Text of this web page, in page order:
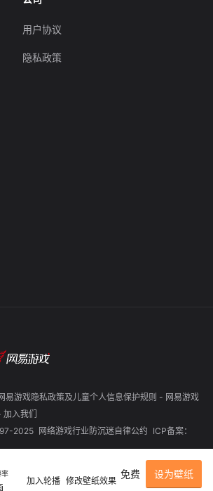
率
加入轮播 修改壁纸效果
免费 设为壁纸
用户协议
隐私政策
易游戏隐私政策及儿童个人信息保护规则 - 网易游戏
加入我们
2025 网络游戏行业防沉迷自律公约 ICP备案：